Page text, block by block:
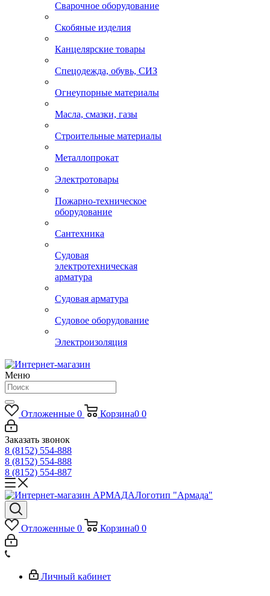
Сварочное оборудование
Скобяные изделия
Канцелярские товары
Спецодежда, обувь, СИЗ
Огнеупорные материалы
Масла, смазки, газы
Строительные материалы
Металлопрокат
Электротовары
Пожарно-техническое
оборудование
Сантехника
Судовая
электротехническая
арматура
Судовая арматура
Судовое оборудование
Электроизоляция
Меню
Отложенные 0 Корзина0 0
Заказать звонок
8 (8152) 554-888
8 (8152) 554-888
8 (8152) 554-887
Логотип "Армада"
Отложенные 0 Корзина0 0
Личный кабинет